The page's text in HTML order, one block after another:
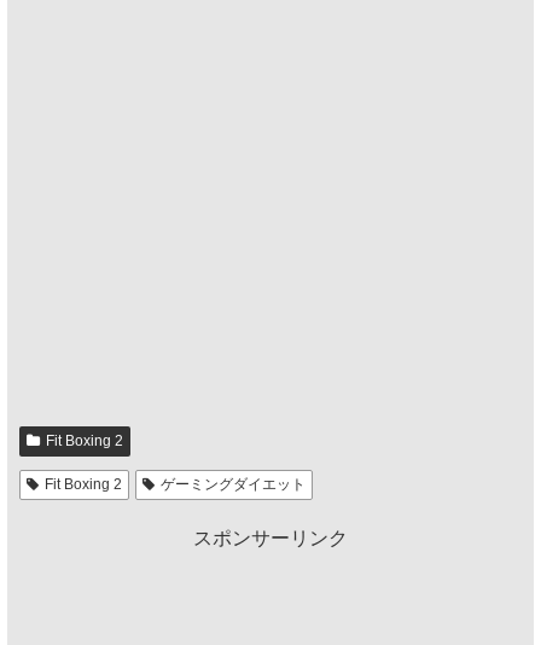
Fit Boxing 2
Fit Boxing 2 ゲーミングダイエット
スポンサーリンク